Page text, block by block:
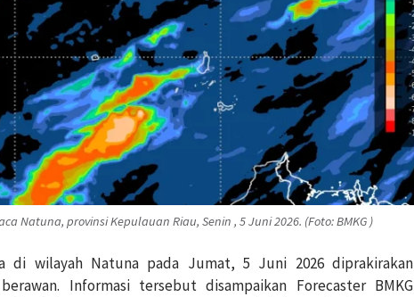
Natuna, provinsi Kepulauan Riau, Senin , 5 Juni 2026. (Foto: BMKG )
di wilayah Natuna pada Jumat, 5 Juni 2026 diprakirakan
Informasi tersebut disampaikan Forecaster BMKG